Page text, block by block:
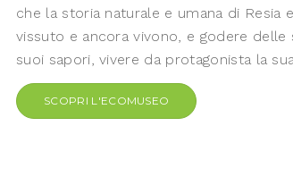
che la storia naturale e umana di Resia
vissuto e ancora vivono, e godere delle
suoi sapori, vivere da protagonista la
SCOPRI L'ECOMUSEO